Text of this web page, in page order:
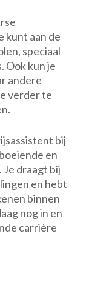
kunt aan de
speciaal
Ook kun je
andere
verder te
bij
en
draagt bij
en hebt
binnen
nog in en
carrière